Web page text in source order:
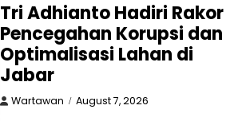
Tri Adhianto Hadiri Rakor
Pencegahan Korupsi dan
Optimalisasi Lahan di
Jabar
Wartawan August 7, 2026